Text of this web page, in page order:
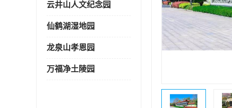
云井山人文纪念园
仙鹤湖湿地园
龙泉山孝恩园
万福净土陵园